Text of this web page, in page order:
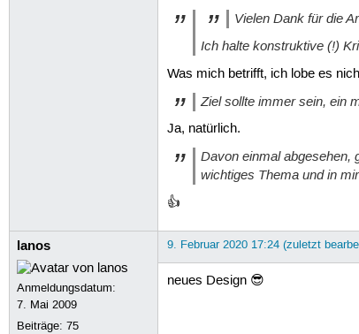
Vielen Dank für die
Ich halte konstruktive (!)
Was mich betrifft, ich lobe es
Ziel sollte immer sein, ein
Ja, natürlich.
Davon einmal abgesehen,
wichtiges Thema und in
👍
lanos
Anmeldungsdatum:
7. Mai 2009
Beiträge:75
9. Februar 2020 17:24 (zuletzt
neues Design 😎